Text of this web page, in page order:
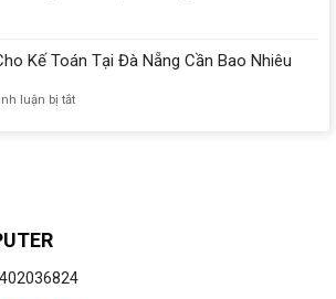
Kế Toán Tại Đà Nẵng Cần Bao Nhiêu
luận bị tắtở
Bao